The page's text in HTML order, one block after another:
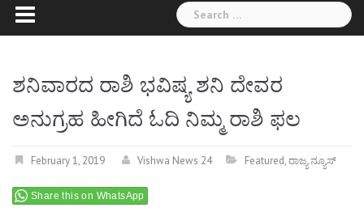
Search
for:
ಶನಿವಾರದ ರಾಶಿ ಭವಿಷ್ಯ ಶನಿ ದೇವರ
ಅನುಗ್ರಹ ಹೀಗಿದೆ ಓದಿ ನಿಮ್ಮ ರಾಶಿ ಫಲ
February 1, 2019 Vishwa News 24 Featured,ರಾಜ್ಯ ನ್ಯೂಸ್
Share this on WhatsApp